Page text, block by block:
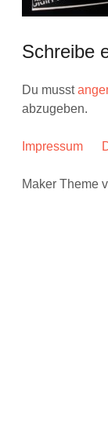
Schreibe
Du musst
abzugeben.
Impressum
Maker Theme